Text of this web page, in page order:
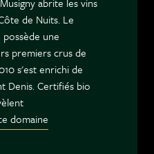
de Nuits. Le
une
premiers crus de
s'est enrichi de
Denis. Certifiés bio
domaine